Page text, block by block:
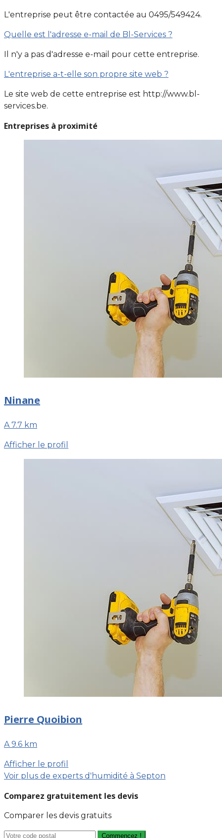
L'entreprise peut être contactée au 0495/549424.
Quelle est l'adresse e-mail de Bl-Services ?
Il n'y a pas d'adresse e-mail pour cette entreprise.
L'entreprise a-t-elle son propre site web ?
Le site web de cette entreprise est http://www.bl-
services.be.
Entreprises à proximité
Ninane
A 7.7 km
Afficher le profil
Pierre Quoibion
A 9.6 km
Afficher le profil
Voir plus de experts d'humidité à Septon
Comparez gratuitement les devis
Comparer les devis gratuits
Commencez !